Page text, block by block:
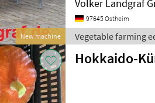
New machine
Volker Landgraf
97645 Ostheim
Vegetable farming
Hokkaido-